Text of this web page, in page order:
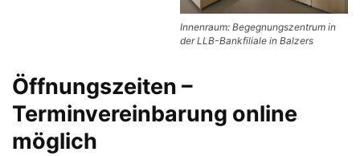
Innenraum: Begegnungszentrum in
der LLB-Bankfiliale in Balzers
Öffnungszeiten –
Terminvereinbarung online
möglich